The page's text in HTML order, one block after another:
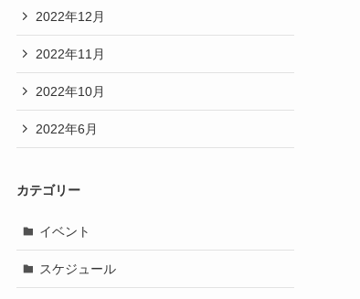
2022年12月
2022年11月
2022年10月
2022年6月
カテゴリー
イベント
スケジュール